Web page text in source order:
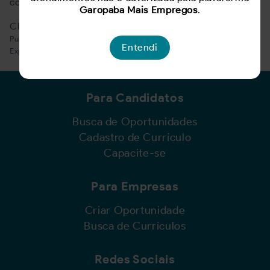
CNH B
Publicado:
Expira:
Para Candidatos
Busca de Oportunidades
Cadastro de Currículo
Capacite-se
Para Empresas
Criar Oportunidade
Busca de Currículos
Redes Sociais
Garopaba Mais Empregos.
Entendi